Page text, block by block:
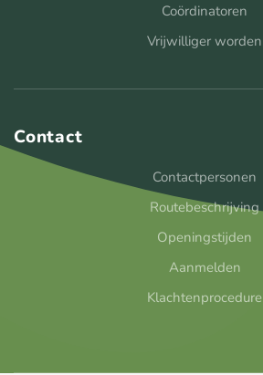
Coördinatoren
Vrijwilliger worden
Contact
Contactpersonen
Routebeschrijving
Openingstijden
Aanmelden
Klachtenprocedure